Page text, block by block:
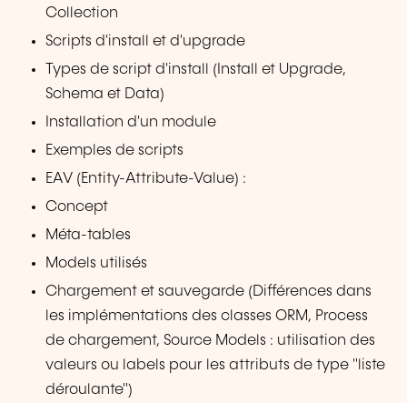
Collection
Scripts d'install et d'upgrade
Types de script d'install (Install et Upgrade,
Schema et Data)
Installation d'un module
Exemples de scripts
EAV (Entity-Attribute-Value) :
Concept
Méta-tables
Models utilisés
Chargement et sauvegarde (Différences dans
les implémentations des classes ORM, Process
de chargement, Source Models : utilisation des
valeurs ou labels pour les attributs de type "liste
déroulante")